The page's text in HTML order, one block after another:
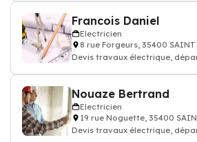
Francois Daniel
Electricien
8 rue Forgeurs, 35400 SAINT
Devis travaux électrique,
Nouaze Bertrand
Electricien
19 rue Noguette, 35400
Devis travaux électrique,